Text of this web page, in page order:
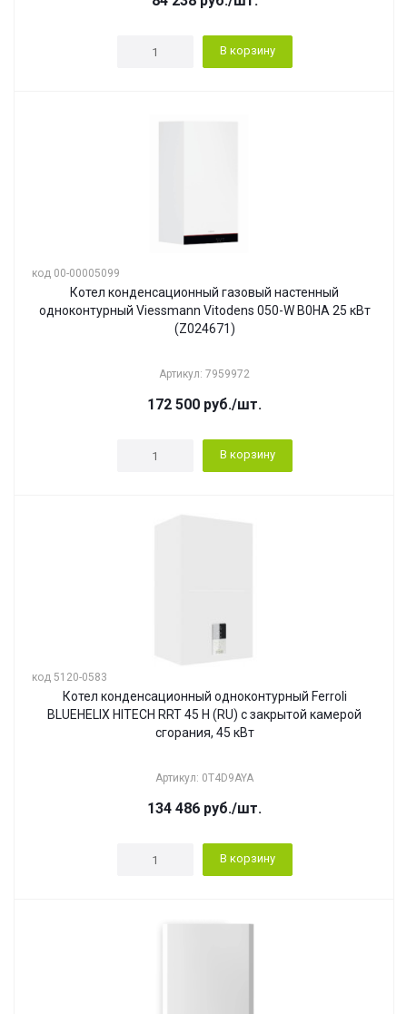
В корзину
код 00-00005099
Котел конденсационный газовый настенный
одноконтурный Viessmann Vitodens 050-W B0HA 25 кВт
(Z024671)
Артикул: 7959972
172 500 руб./шт.
В корзину
код 5120-0583
Котел конденсационный одноконтурный Ferroli
BLUEHELIX HITECH RRT 45 H (RU) с закрытой камерой
сгорания, 45 кВт
Артикул: 0T4D9AYA
134 486 руб./шт.
В корзину